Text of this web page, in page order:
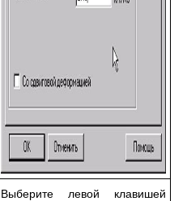
Выберите левой клавишей